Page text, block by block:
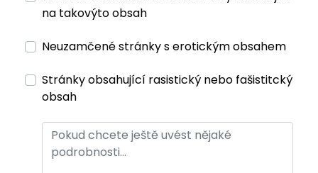
na takovýto obsah
Neuzamčené stránky s erotickým obsahem
Stránky obsahující rasistický nebo fašistitcký
obsah